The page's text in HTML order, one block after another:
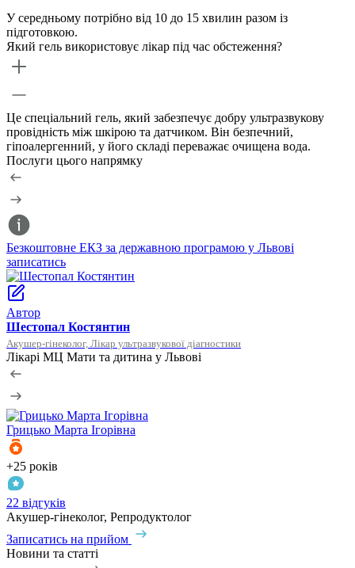
У середньому потрібно від 10 до 15 хвилин разом із
підготовкою.
Який гель використовує лікар під час обстеження?
Це спеціальний гель, який забезпечує добру ультразвукову
провідність між шкірою та датчиком. Він безпечний,
гіпоалергенний, у його складі переважає очищена вода.
Послуги цього напрямку
Безкоштовне ЕКЗ за державною програмою у Львові
записатись
Автор
Шестопал Костянтин
Акушер-гінеколог, Лікар ультразвукової діагностики
Лікарі МЦ Мати та дитина у Львові
Грицько Марта Ігорівна
+25 років
22 відгуків
Акушер-гінеколог, Репродуктолог
Записатись на прийом
Новини та статті